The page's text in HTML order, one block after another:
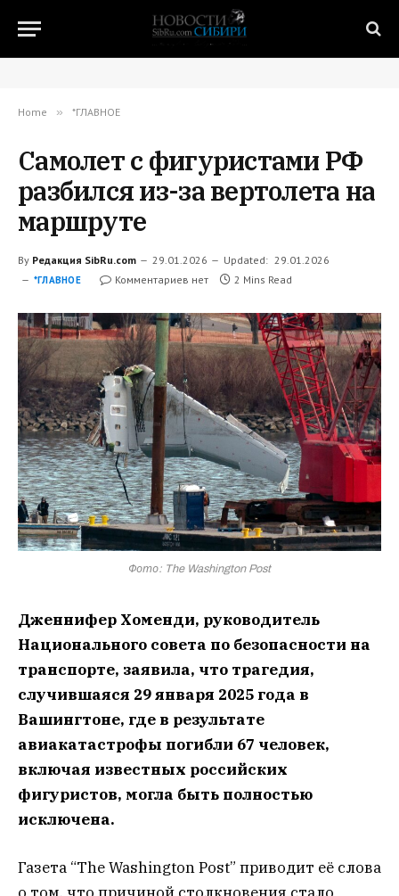
Home » *ГЛАВНОЕ
Самолет с фигуристами РФ
разбился из-за вертолета на
маршруте
By Редакция SibRu.com 29.01.2026 Updated: 29.01.2026
*ГЛАВНОЕ Комментариев нет 2 Mins Read
Фото: The Washington Post
Дженнифер Хоменди, руководитель
Национального совета по безопасности на
транспорте, заявила, что трагедия,
случившаяся 29 января 2025 года в
Вашингтоне, где в результате
авиакатастрофы погибли 67 человек,
включая известных российских
фигуристов, могла быть полностью
исключена.
Газета “The Washington Post” приводит её слова